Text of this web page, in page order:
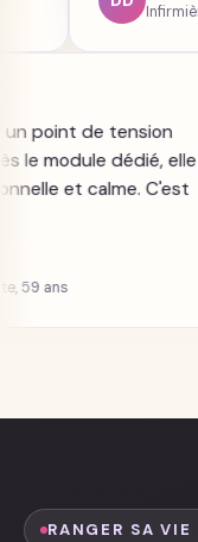
Infirmière, 48 ans
était un point de
Après le module
fonctionnelle et
59 ans
RANGER SA VIE